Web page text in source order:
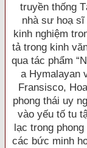
truyền thống
nhà sư hoạ sĩ
kinh nghiệm
tả trong kinh
qua tác phẩm
a Hymalayan
Fransisco,
phong thái uy
vào yếu tố tu
lạc trong
các bức minh